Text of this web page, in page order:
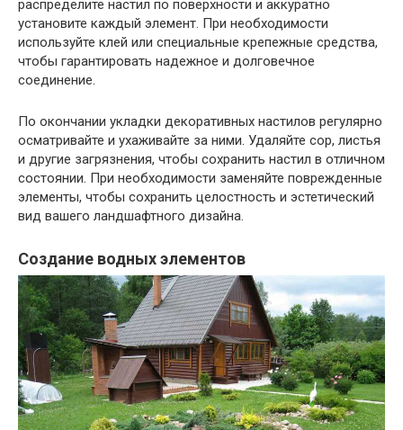
распределите настил по поверхности и аккуратно
установите каждый элемент. При необходимости
используйте клей или специальные крепежные средства,
чтобы гарантировать надежное и долговечное
соединение.
По окончании укладки декоративных настилов регулярно
осматривайте и ухаживайте за ними. Удаляйте сор, листья
и другие загрязнения, чтобы сохранить настил в отличном
состоянии. При необходимости заменяйте поврежденные
элементы, чтобы сохранить целостность и эстетический
вид вашего ландшафтного дизайна.
Создание водных элементов